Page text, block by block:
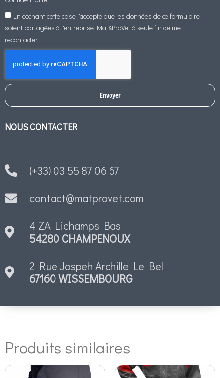
En cochant cette case j'accepte que les données de ce formulaire
soient partagées à l'entreprise Mat&ProVet à seule fin de me
recontacter.
Envoyer
NOUS CONTACTER
(+33) 03 55 87 06 67
contact@matprovet.com
4 ZA Lichamps Bas
54280 CHAMPENOUX
2 Rue Jospeh Archille Le Bel
67160 WISSEMBOURG
Produits similaires